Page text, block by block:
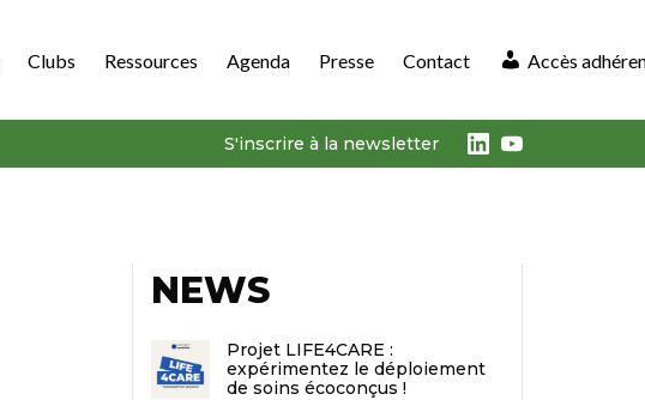
Clubs Ressources Agenda Presse Contact Accès
S'inscrire à la newsletter LinkedIn
Youtube
NEWS
Projet LIFE4CARE :
expérimentez le déploiement
de soins écoconçus !